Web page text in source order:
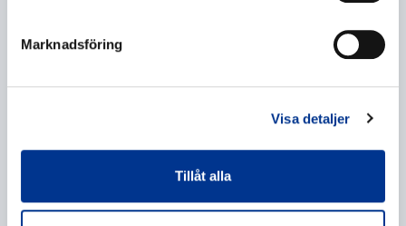
Marknadsföring
Visa detaljer
Tillåt alla